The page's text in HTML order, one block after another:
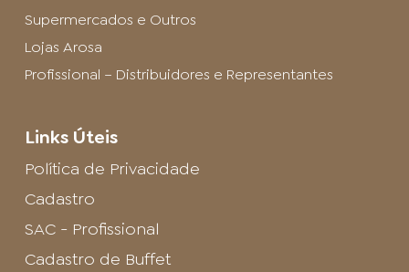
Supermercados e Outros
Lojas Arosa
Profissional – Distribuidores e Representantes
Links Úteis
Política de Privacidade
Cadastro
SAC - Profissional
Cadastro de Buffet